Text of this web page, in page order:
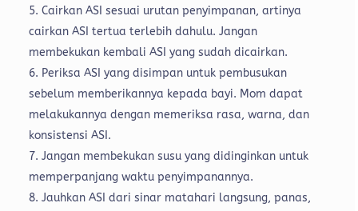
Cairkan ASI sesuai urutan penyimpanan, artinya
cairkan ASI tertua terlebih dahulu. Jangan
membekukan kembali ASI yang sudah dicairkan.
Periksa ASI yang disimpan untuk pembusukan
sebelum memberikannya kepada bayi. Mom dapat
melakukannya dengan memeriksa rasa, warna, dan
konsistensi ASI.
Jangan membekukan susu yang didinginkan untuk
memperpanjang waktu penyimpanannya.
Jauhkan ASI dari sinar matahari langsung, panas,